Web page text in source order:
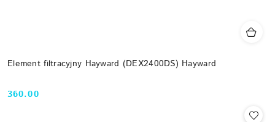
Element filtracyjny Hayward (DEX2400DS) Hayward
Cena:
360.00